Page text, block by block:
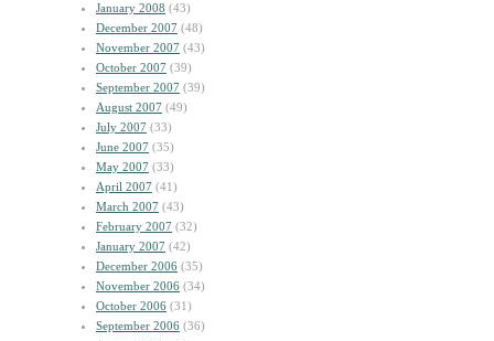
January 2008 (43)
December 2007 (48)
November 2007 (43)
October 2007 (39)
September 2007 (39)
August 2007 (49)
July 2007 (33)
June 2007 (35)
May 2007 (33)
April 2007 (41)
March 2007 (43)
February 2007 (32)
January 2007 (42)
December 2006 (35)
November 2006 (34)
October 2006 (31)
September 2006 (36)